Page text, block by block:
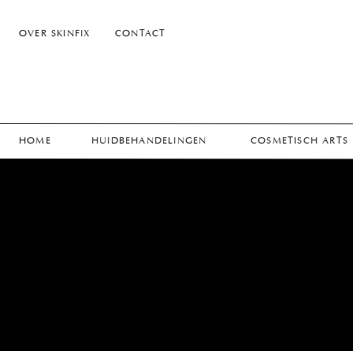
CONTACT
OVER SKINFIX
HOME HUIDBEHANDELINGEN COSMETISCH ARTS